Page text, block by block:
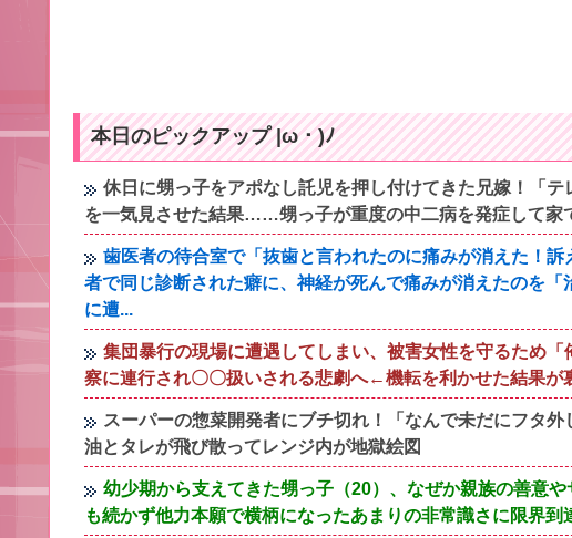
本日のピックアップ |ω・)ﾉ
休日に甥っ子をアポなし託児を押し付けてきた兄嫁！「
を一気見させた結果……甥っ子が重度の中二病を発症して家
歯医者の待合室で「抜歯と言われたのに痛みが消えた！
者で同じ診断された癖に、神経が死んで痛みが消えたのを
に遭...
集団暴行の現場に遭遇してしまい、被害女性を守るため
察に連行され〇〇扱いされる悲劇へ←機転を利かせた結果が
スーパーの惣菜開発者にブチ切れ！「なんで未だにフタ
油とタレが飛び散ってレンジ内が地獄絵図
幼少期から支えてきた甥っ子（20）、なぜか親族の善意
も続かず他力本願で横柄になったあまりの非常識さに限界